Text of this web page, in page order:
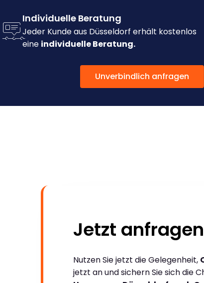
Individuelle Beratung
Jeder Kunde aus Düsseldorf erhält kostenlos
eine individuelle Beratung.
Unverbindlich anfragen
Jetzt
Nutzen Sie jetzt die Gelegenheit,
jetzt an und sichern Sie sich die